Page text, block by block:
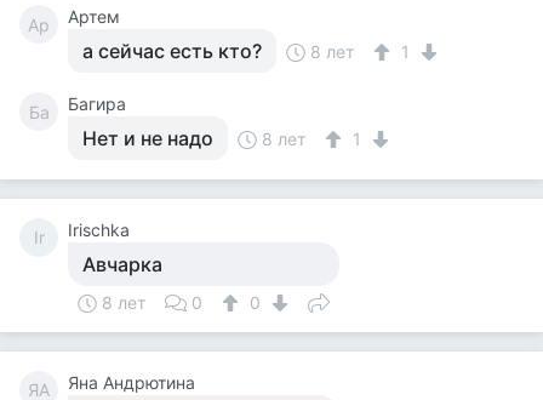
Ар Артем
а сейчас есть кто? 8 лет 1
Ба Багира
Нет и не надо 8 лет 1
Ir Irischka
Авчарка
8 лет 0 0
ЯА Яна Андрютина